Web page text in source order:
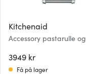
Kitchenaid
Accessory pastarulle og
stål
3949 kr
Få på lager